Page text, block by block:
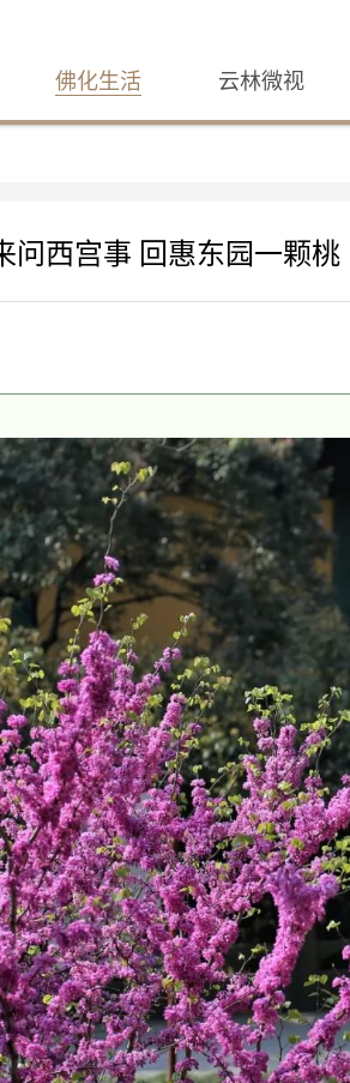
佛化生活 云林微视
西宫事 回惠东园一颗桃